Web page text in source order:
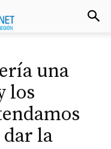
una
los
dar la